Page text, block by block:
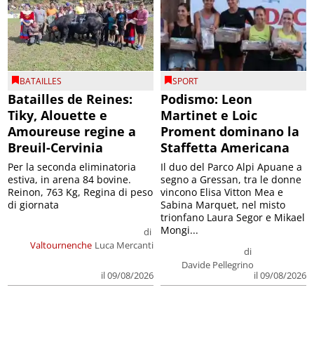
BATAILLES
Batailles de Reines:
Tiky, Alouette e
Amoureuse regine a
Breuil-Cervinia
Valtournenche
di
Luca Mercanti
il 09/08/2026
Per la seconda eliminatoria
estiva, in arena 84 bovine.
Reinon, 763 Kg, Regina di peso
di giornata
SPORT
Podismo: Leon
Martinet e Loic
Proment dominano la
Staffetta Americana
di
Davide Pellegrino
il 09/08/2026
Il duo del Parco Alpi Apuane a
segno a Gressan, tra le donne
vincono Elisa Vitton Mea e
Sabina Marquet, nel misto
trionfano Laura Segor e Mikael
Mongi...